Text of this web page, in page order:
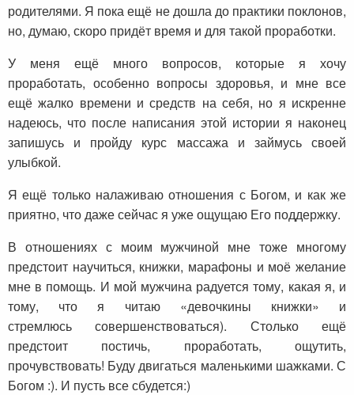
родителями. Я пока ещё не дошла до практики поклонов,
но, думаю, скоро придёт время и для такой проработки.
У меня ещё много вопросов, которые я хочу
проработать, особенно вопросы здоровья, и мне все
ещё жалко времени и средств на себя, но я искренне
надеюсь, что после написания этой истории я наконец
запишусь и пройду курс массажа и займусь своей
улыбкой.
Я ещё только налаживаю отношения с Богом, и как же
приятно, что даже сейчас я уже ощущаю Его поддержку.
В отношениях с моим мужчиной мне тоже многому
предстоит научиться, книжки, марафоны и моё желание
мне в помощь. И мой мужчина радуется тому, какая я, и
тому, что я читаю «девочкины книжки» и
стремлюсь совершенствоваться). Столько ещё
предстоит постичь, проработать, ощутить,
прочувствовать! Буду двигаться маленькими шажками. С
Богом :). И пусть все сбудется:)